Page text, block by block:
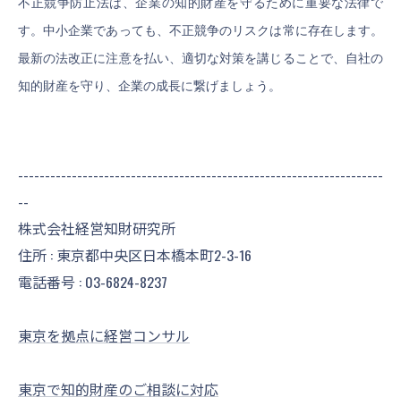
不正競争防止法は、企業の知的財産を守るために重要な法律で
す。中小企業であっても、不正競争のリスクは常に存在します。
最新の法改正に注意を払い、適切な対策を講じることで、自社の
知的財産を守り、企業の成長に繋げましょう。
--------------------------------------------------------------------
--
株式会社経営知財研究所
住所 : 東京都中央区日本橋本町2-3-16
電話番号 : 03-6824-8237
東京を拠点に経営コンサル
東京で知的財産のご相談に対応